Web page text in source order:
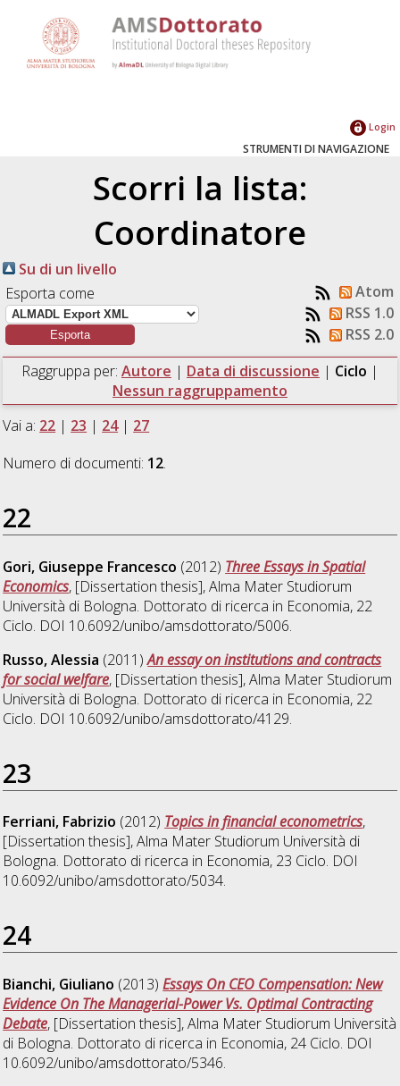
Login
STRUMENTI DI NAVIGAZIONE
Scorri la lista:
Coordinatore
Su di un livello
Esporta come
Atom
RSS 1.0
RSS 2.0
Raggruppa per: Autore | Data di discussione | Ciclo |
Nessun raggruppamento
Vai a: 22 | 23 | 24| 27
Numero di documenti: 12.
22
Gori, Giuseppe Francesco (2012) Three Essays in Spatial
Economics, [Dissertation thesis], Alma Mater Studiorum
Università di Bologna. Dottorato di ricerca in Economia, 22
Ciclo. DOI 10.6092/unibo/amsdottorato/5006.
Russo, Alessia (2011)An essay on institutions and contracts
for social welfare, [Dissertation thesis], Alma Mater Studiorum
Università di Bologna. Dottorato di ricerca in Economia, 22
Ciclo. DOI 10.6092/unibo/amsdottorato/4129.
23
Ferriani, Fabrizio (2012) Topics in financial econometrics,
[Dissertation thesis], Alma Mater Studiorum Università di
Bologna. Dottorato di ricerca in Economia, 23 Ciclo. DOI
10.6092/unibo/amsdottorato/5034.
24
Bianchi, Giuliano (2013)Essays On CEO Compensation: New
Evidence On The Managerial-Power Vs. Optimal Contracting
Debate, [Dissertation thesis], Alma Mater Studiorum Università
di Bologna. Dottorato di ricerca in Economia, 24 Ciclo. DOI
10.6092/unibo/amsdottorato/5346.